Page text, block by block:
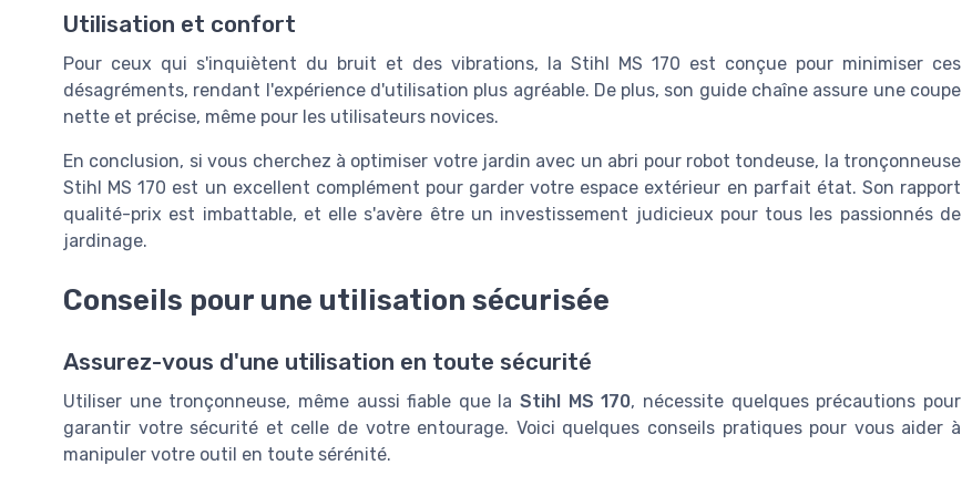
Utilisation et confort
Pour ceux qui s'inquiètent du bruit et des vibrations, la Stihl MS 170 est conçue pour minimiser ces
désagréments, rendant l'expérience d'utilisation plus agréable. De plus, son guide chaîne assure une coupe
nette et précise, même pour les utilisateurs novices.
En conclusion, si vous cherchez à optimiser votre jardin avec un abri pour robot tondeuse, la tronçonneuse
Stihl MS 170 est un excellent complément pour garder votre espace extérieur en parfait état. Son rapport
qualité-prix est imbattable, et elle s'avère être un investissement judicieux pour tous les passionnés de
jardinage.
Conseils pour une utilisation sécurisée
Assurez-vous d'une utilisation en toute sécurité
Utiliser une tronçonneuse, même aussi fiable que laStihl MS 170, nécessite quelques précautions pour
garantir votre sécurité et celle de votre entourage. Voici quelques conseils pratiques pour vous aider à
manipuler votre outil en toute sérénité.